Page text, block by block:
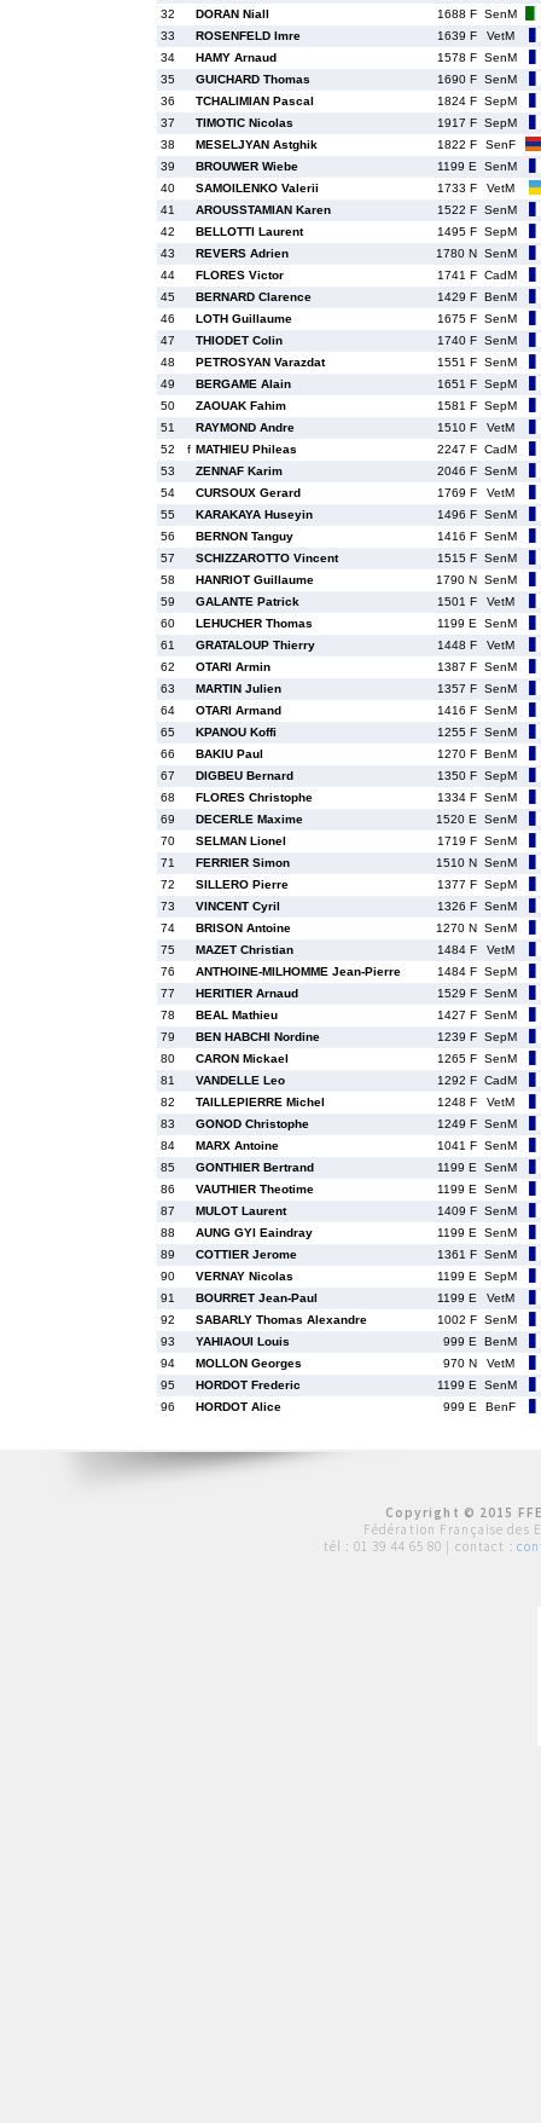
32
DORAN Niall 1688 F SenM
33
ROSENFELD Imre 1639 F
VetM
34
HAMY Arnaud 1578 F SenM
35
GUICHARD Thomas 1690 F SenM
36
TCHALIMIAN Pascal 1824 F SepM
37
TIMOTIC Nicolas 1917 F SepM
38
MESELJYAN Astghik 1822 F
SenF
39
BROUWER Wiebe 1199 E
SenM
40
SAMOILENKO Valerii 1733 F
VetM
41
AROUSSTAMIAN Karen 1522 F SenM
42
BELLOTTI Laurent 1495 F SepM
43
REVERS Adrien 1780 N SenM
44
FLORES Victor 1741 F CadM
45
BERNARD Clarence 1429 F BenM
46
LOTH Guillaume 1675 F SenM
47
THIODET Colin 1740 F SenM
48
PETROSYAN Varazdat 1551 F SenM
49
BERGAME Alain 1651 F SepM
50
ZAOUAK Fahim 1581 F SepM
51
RAYMOND Andre 1510 F
VetM
52
f MATHIEU Phileas 2247 F CadM
53
ZENNAF Karim 2046 F SenM
54
CURSOUX Gerard 1769 F
VetM
55
KARAKAYA Huseyin 1496 F SenM
56
BERNON Tanguy 1416 F SenM
57
SCHIZZAROTTO Vincent 1515 F SenM
58
HANRIOT Guillaume 1790 N SenM
59
GALANTE Patrick 1501 F
VetM
60
LEHUCHER Thomas 1199 E
SenM
61
GRATALOUP Thierry 1448 F
VetM
62
OTARI Armin 1387 F SenM
63
MARTIN Julien 1357 F SenM
64
OTARI Armand 1416 F SenM
65
KPANOU Koffi 1255 F SenM
66
BAKIU Paul 1270 F BenM
67
DIGBEU Bernard 1350 F SepM
68
FLORES Christophe 1334 F SenM
69
DECERLE Maxime 1520 E
SenM
70
SELMAN Lionel 1719 F SenM
71
FERRIER Simon 1510 N SenM
72
SILLERO Pierre 1377 F SepM
73
VINCENT Cyril 1326 F SenM
74
BRISON Antoine 1270 N SenM
75
MAZET Christian 1484 F
VetM
76
ANTHOINE-MILHOMME Jean-Pierre 1484 F SepM
77
HERITIER Arnaud 1529 F SenM
78
BEAL Mathieu 1427 F SenM
79
BEN HABCHI Nordine 1239 F SepM
80
CARON Mickael 1265 F SenM
81
VANDELLE Leo 1292 F CadM
82
TAILLEPIERRE Michel 1248 F
VetM
83
GONOD Christophe 1249 F SenM
84
MARX Antoine 1041 F SenM
85
GONTHIER Bertrand 1199 E
SenM
86
VAUTHIER Theotime 1199 E
SenM
87
MULOT Laurent 1409 F SenM
88
AUNG GYI Eaindray 1199 E
SenM
89
COTTIER Jerome 1361 F SenM
90
VERNAY Nicolas 1199 E
SepM
91
BOURRET Jean-Paul 1199 E
VetM
92
SABARLY Thomas Alexandre 1002 F SenM
93
YAHIAOUI Louis 999 E
BenM
94
MOLLON Georges 970 N
VetM
95
HORDOT Frederic 1199 E
SenM
96
HORDOT Alice 999 E BenF
Copyright © 2015
Fédération Française des
tél : 01 39 44 65 80 | contact :